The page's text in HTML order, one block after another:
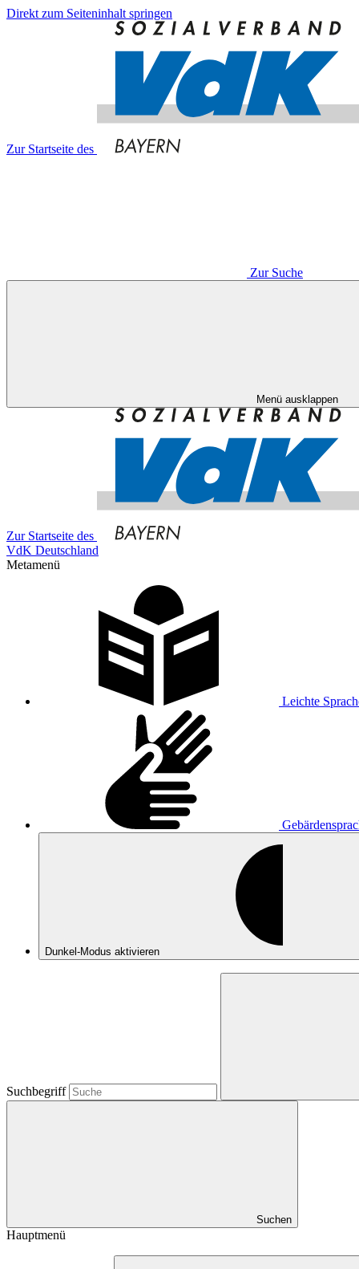
Direkt zum Seiteninhalt springen
Zur Startseite des
Zur Suche
Menü ausklappen
Zur Startseite des
VdK Deutschland
Metamenü
Leichte
Dunkel-Modus aktivieren
Suchbegriff
Suchen
Hauptmenü